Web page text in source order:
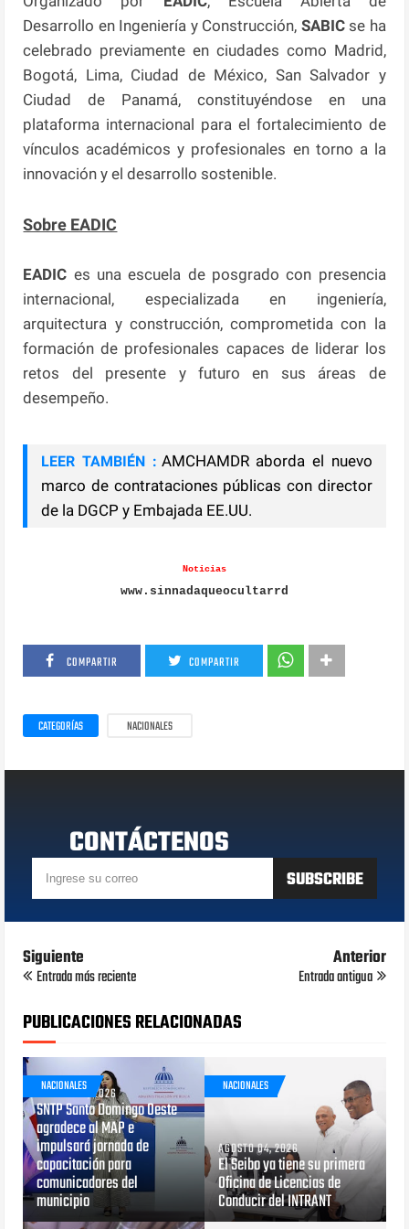
Desarrollo en Ingeniería y Construcción, SABICse ha
celebrado previamente en ciudades como Madrid,
Bogotá, Lima, Ciudad de México, San Salvador y
Ciudad de Panamá, constituyéndose en una
plataforma internacional para el fortalecimiento de
vínculos académicos y profesionales en torno a la
innovación y el desarrollo sostenible.
Sobre EADIC
EADIC es una escuela de posgrado con presencia
internacional, especializada en ingeniería,
arquitectura y construcción, comprometida con la
formación de profesionales capaces de liderar los
retos del presente y futuro en sus áreas de
desempeño.
LEER TAMBIÉN : AMCHAMDR aborda el nuevo
marco de contrataciones públicas con director
de la DGCP y Embajada EE.UU.
Noticias
www.sinnadaqueocultarrd
COMPARTIR COMPARTIR
CATEGORÍAS NACIONALES
CONTÁCTENOS
Siguiente
Entrada más reciente
Anterior
Entrada antigua
PUBLICACIONES RELACIONADAS
NACIONALES
AGOSTO 05, 2026
SNTP Santo Domingo Oeste
agradece al MAP e
impulsará jornada de
capacitación para
comunicadores del
municipio
NACIONALES
AGOSTO 04, 2026
El Seibo ya tiene su primera
Oficina de Licencias de
Conducir del INTRANT